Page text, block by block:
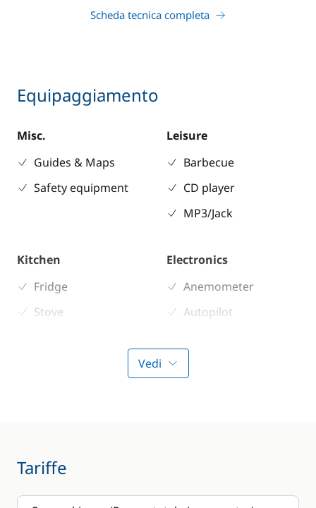
Scheda tecnica completa
Equipaggiamento
Misc.
Guides & Maps
Safety equipment
Leisure
Barbecue
CD player
MP3/Jack
Kitchen
Fridge
Stove
Electronics
Anemometer
Autopilot
Bimini
Vedi
Tariffe